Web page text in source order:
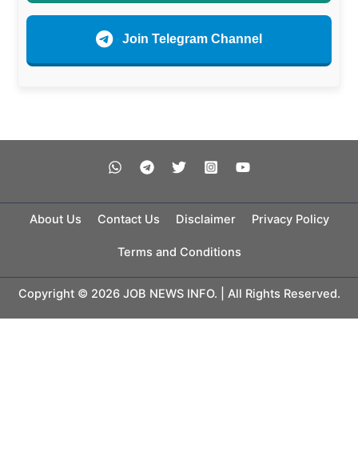
Join Telegram Channel
About Us Contact Us Disclaimer Privacy Policy
Terms and Conditions
Copyright © 2026 JOB NEWS INFO. | All Rights Reserved.